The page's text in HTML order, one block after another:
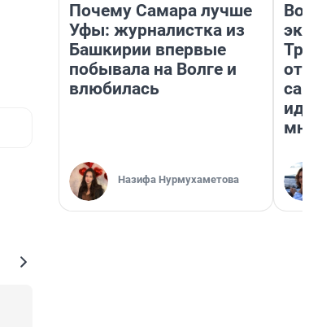
Почему Самара лучше
Уфы: журналистка из
Башкирии впервые
побывала на Волге и
влюбилась
Назифа Нурмухаметова